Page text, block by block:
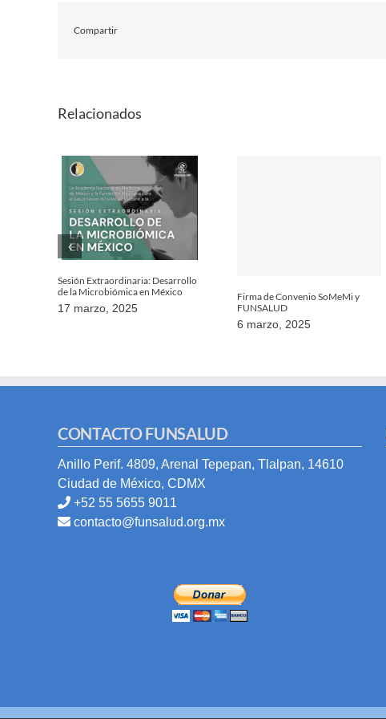
Compartir
Relacionados
Sesión Extraordinaria: Desarrollo
de la Microbiómica en México
17 marzo, 2025
Firma de Convenio SoMeMi y
FUNSALUD
6 marzo, 2025
CONTACTO FUNSALUD
Anillo Perif. 4809, Arenal Tepepan, Tlalpan, 14610
Ciudad de México, CDMX
+52 55 5655 9011
contacto@funsalud.org.mx